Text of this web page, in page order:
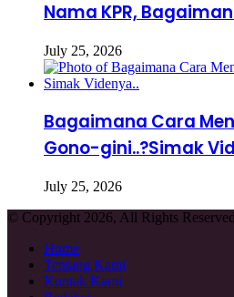
Nama KPR,
July 25, 2026
Bagaimana Cara
Gono-gini..?Simak
July 25, 2026
© Copyright 2026, All Rights
Home
Tentang Kami
Kontak Kami